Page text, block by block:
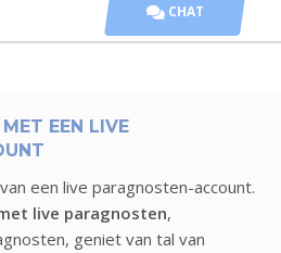
CHAT
EEN LIVE
een live paragnosten-account.
live paragnosten,
geniet van tal van